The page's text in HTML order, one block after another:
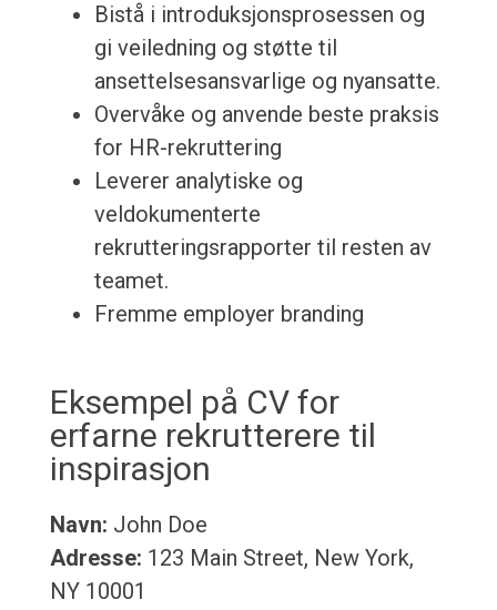
Bistå i introduksjonsprosessen og
gi veiledning og støtte til
ansettelsesansvarlige og nyansatte.
Overvåke og anvende beste praksis
for HR-rekruttering
Leverer analytiske og
veldokumenterte
rekrutteringsrapporter til resten av
teamet.
Fremme employer branding
Eksempel på CV for
erfarne rekrutterere til
inspirasjon
Navn: John Doe
Adresse: 123 Main Street, New York,
NY 10001